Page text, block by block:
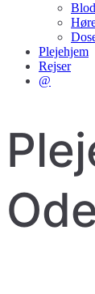
Plejehjem
Rejser
@